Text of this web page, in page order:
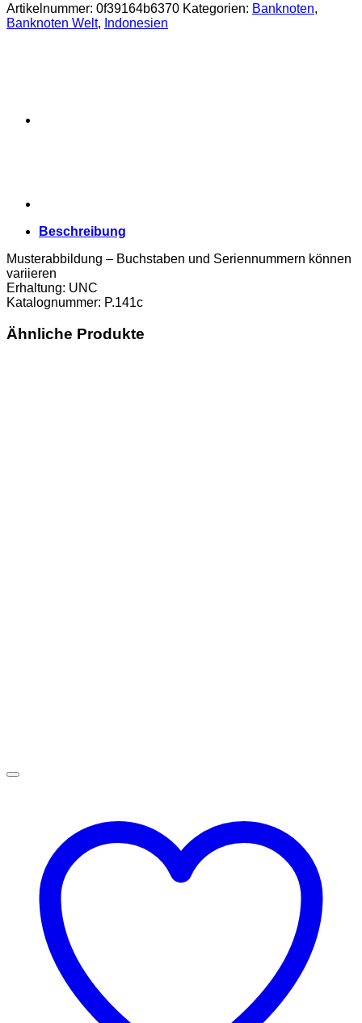
Artikelnummer: 0f39164b6370 Kategorien: Banknoten,
Banknoten Welt, Indonesien
Beschreibung
Musterabbildung – Buchstaben und Seriennummern können
variieren
Erhaltung: UNC
Katalognummer: P.141c
Ähnliche Produkte